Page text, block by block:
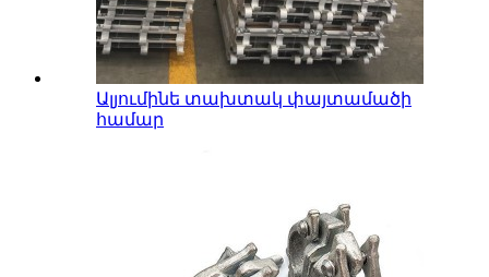
Ալյումինե տախտակ փայտամածի
համար